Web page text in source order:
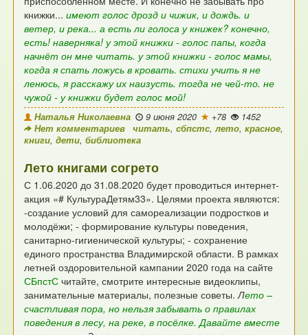
книжки... имеют голос дрозд и чижик, и дождь. и
ветер, и река... а есть ли голоса у книжек? конечно,
есть! наверняка! у этой книжки - голос папы, когда
начнёт он мне читать. у этой книжки - голос мамы,
когда я спать ложусь в кровать. стихи учить я не
ленюсь, я расскажу их наизусть. тогда не чей-то. не
чужой - у книжки будет голос мой!
Наталья Николаевна 9 июня 2020 +78
1452
Нет комментариев
читать,сбпстс,лето,красное,
книги,дети,библиотека
Лето книгами согрето
С 1.06.2020 до 31.08.2020 будет проводиться интернет-
акция «# КультураДетям33». Целями проекта являются:
-создание условий для самореализации подростков и
молодёжи; - формирование культуры поведения,
санитарно-гигиенической культуры; - сохранение
единого пространства Владимирской области. В рамках
летней оздоровительной кампании 2020 года на сайте
СБпстС читайте,смотрите интересные видеоклипы,
занимательные материалы, полезные советы. Лето –
счастливая пора, но нельзя забывать о правилах
поведения в лесу, на реке, в посёлке. Давайте вместе